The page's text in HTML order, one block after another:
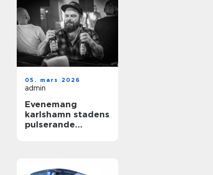
05. mars 2026
admin
Evenemang
karlshamn stadens
pulserande